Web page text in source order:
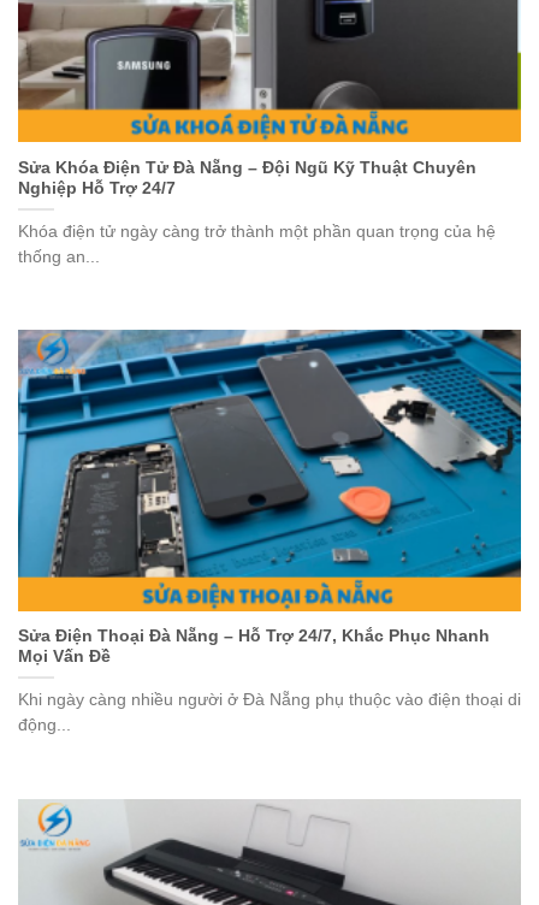
Sửa Khóa Điện Tử Đà Nẵng – Đội Ngũ Kỹ Thuật Chuyên
Nghiệp Hỗ Trợ 24/7
Khóa điện tử ngày càng trở thành một phần quan trọng của hệ
thống an...
Sửa Điện Thoại Đà Nẵng – Hỗ Trợ 24/7, Khắc Phục Nhanh
Mọi Vấn Đề
Khi ngày càng nhiều người ở Đà Nẵng phụ thuộc vào điện thoại di
động...